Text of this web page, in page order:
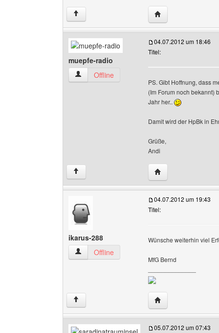
↑ Website dieses
muepfe-radio
muepfe-radio Benutzer-Profile anzeigen
Offline
04.07.2012 um 18:46
Titel:
PS. Gibt Hoffnung, dass
(Im Forum noch bekannt)
Jahr her..
Damit wird der HpBk in
Grüße,
Andi
↑ Website dieses
ikarus-288
ikarus-288 Benutzer-Profile anzeigen
Offline
04.07.2012 um 19:43
Titel:
Wünsche weiterhin viel
MfG Bernd
↑ Website dieses
05.07.2012 um 07:43